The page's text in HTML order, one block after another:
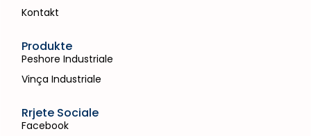
Kontakt
Produkte
Peshore Industriale
Vinça Industriale
Rrjete Sociale
Facebook